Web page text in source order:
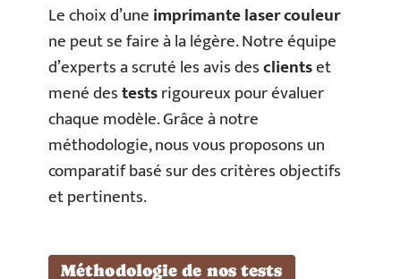
Le choix d’uneimprimante laser couleur
ne peut se faire à la légère. Notre équipe
d’experts a scruté les avis desclientset
mené destestsrigoureux pour évaluer
chaque modèle. Grâce à notre
méthodologie, nous vous proposons un
comparatif basé sur des critères objectifs
et pertinents.
Méthodologie de nos tests